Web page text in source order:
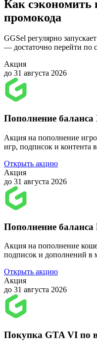
Как сэкономить
промокода
GGSel регулярно
— достаточно перейти по
Акция
до 31 августа 2026
Пополнение
Акция на пополнение
игр, подписок и контента
Открыть акцию
Акция
до 31 августа 2026
Пополнение
Акция на пополнение
подписок и дополнений в
Открыть акцию
Акция
до 31 августа 2026
Покупка GTA VI по